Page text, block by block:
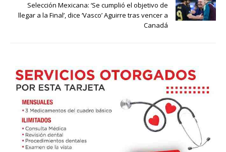
Selección Mexicana: ‘Se cumplió el objetivo de
llegar a la Final’, dice ‘Vasco’ Aguirre tras vencer a
Canadá